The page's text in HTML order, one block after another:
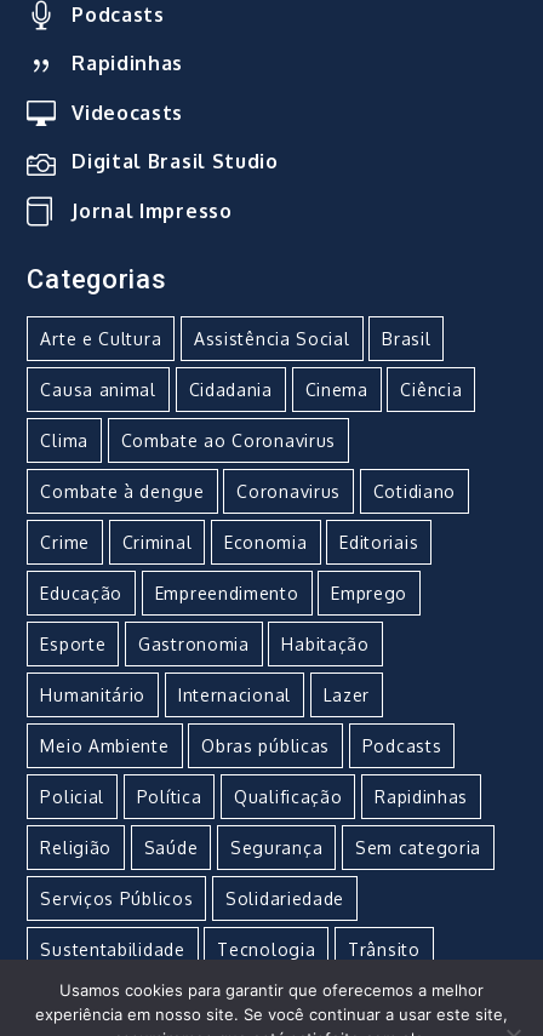
Podcasts
Rapidinhas
Videocasts
Digital Brasil Studio
Jornal Impresso
Categorias
Arte e Cultura Assistência Social Brasil
Causa animal Cidadania Cinema Ciência
Clima Combate ao Coronavirus
Combate à dengue Coronavirus Cotidiano
Crime Criminal Economia Editoriais
Educação Empreendimento Emprego
Esporte Gastronomia Habitação
Humanitário Internacional Lazer
Meio Ambiente Obras públicas Podcasts
Policial Política Qualificação Rapidinhas
Religião Saúde Segurança Sem categoria
Serviços Públicos Solidariedade
Sustentabilidade Tecnologia Trânsito
Turismo Urgente Vacina Violência
Usamos cookies para garantir que oferecemos a melhor
experiência em nosso site. Se você continuar a usar este site,